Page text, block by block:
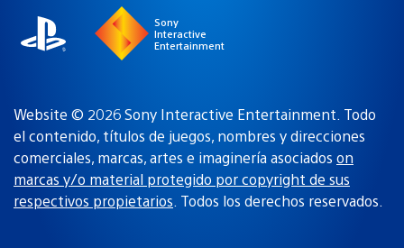
Sony
Interactive
Entertainment
Website © 2026 Sony Interactive Entertainment. Todo
el contenido, títulos de juegos, nombres y direcciones
comerciales, marcas, artes e imaginería asociados on
marcas y/o material protegido por copyright de sus
respectivos propietarios. Todos los derechos reservados.